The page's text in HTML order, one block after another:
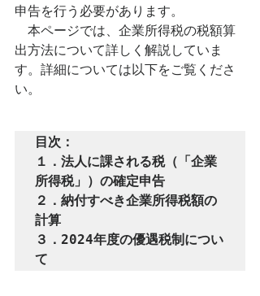
申告を行う必要があります。
本ページでは、企業所得税の税額算
出方法について詳しく解説していま
す。詳細については以下をご覧くださ
い。
目次：
１．法人に課される税（「企業
所得税」）の確定申告
２．納付すべき企業所得税額の
計算
３．2024年度の優遇税制につい
て